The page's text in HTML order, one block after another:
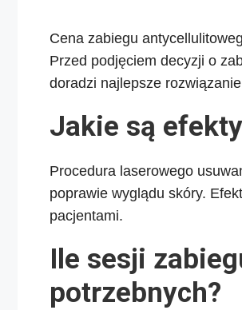
Cena zabiegu
Przed podjęciem decyzji o
doradzi najlepsze
Jakie są
Procedura laserowego
poprawie wyglądu skóry.
pacjentami.
Ile sesji
potrzebnych?